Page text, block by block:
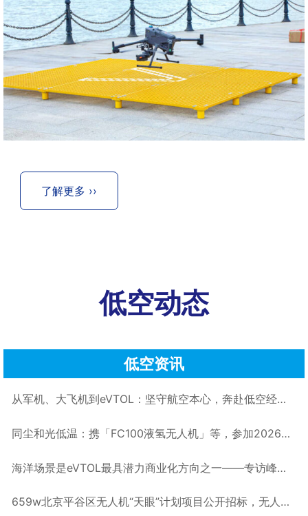
了解更多 ››
低空动态
低空资讯
从军机、大飞机到eVTOL：坚守航空本心，奔赴低空经济新赛道——专访Skyla吴穹丨低空大咖谈
同尘和光低温：携「FC100液氢无人机」等，参加2026国际低空经济博览会
海洋场景是eVTOL最具潜力商业化方向之一——专访峰飞航空谢嘉丨低空大咖谈
659w北京平谷区无人机“天眼”计划项目公开招标，无人机反制·无人机实训室·无人机监测丨低空项目